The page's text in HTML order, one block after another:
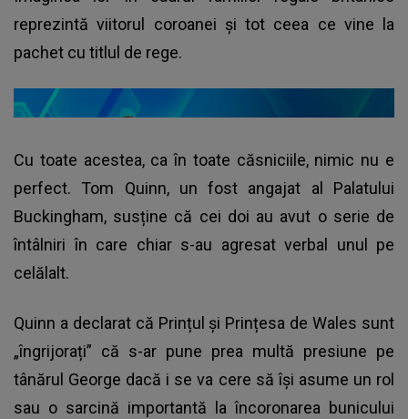
reprezintă viitorul coroanei și tot ceea ce vine la
pachet cu titlul de rege.
Cu toate acestea, ca în toate căsniciile, nimic nu e
perfect. Tom Quinn, un fost angajat al Palatului
Buckingham, susține că cei doi au avut o serie de
întâlniri în care chiar s-au agresat verbal unul pe
celălalt.
Quinn a declarat că Prințul și Prințesa de Wales sunt
„îngrijorați” că s-ar pune prea multă presiune pe
tânărul George dacă i se va cere să își asume un rol
sau o sarcină importantă la încoronarea bunicului